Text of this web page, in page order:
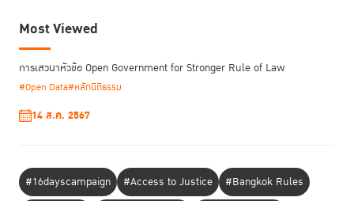
Most Viewed
การเสวนาหัวข้อ Open Government for Stronger Rule of Law
#Open Data#หลักนิติธรรม
14 ส.ค. 2567
#16dayscampaign #Access to Justice
#Bangkok Rules